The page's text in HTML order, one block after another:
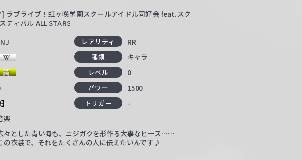
ラブライブ！虹ヶ咲学園スクールアイドル同好会 feat.スク
ティバル ALL STARS
レアリティ RR
種類 キャラ
レベル 0
パワー 1500
トリガー -
楽
々とした青い海も、ニジガクを形作る大事なピース……
の衣装で、それをたくさんの人に伝えたいんです♪